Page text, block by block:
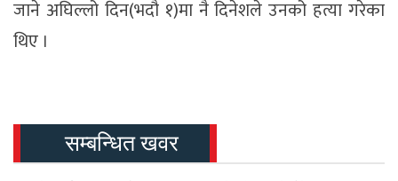
जाने अघिल्लो दिन(भदौ १)मा नै दिनेशले उनको हत्या गरेका
थिए ।
सम्बन्धित खवर